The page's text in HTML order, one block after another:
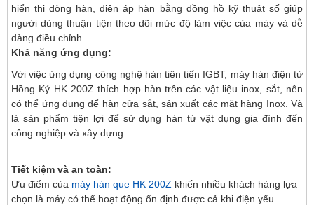
hiển thị dòng hàn, điện áp hàn bằng đồng hồ kỹ thuật số giúp
người dùng thuận tiện theo dõi mức độ làm việc của máy và dễ
dàng điều chỉnh.
Khả năng ứng dụng:
Với việc ứng dụng công nghệ hàn tiên tiến IGBT, máy hàn điện tử
Hồng Ký HK 200Z thích hợp hàn trên các vật liệu inox, sắt, nên
có thể ứng dụng để hàn cửa sắt, sản xuất các mặt hàng Inox. Và
là sản phẩm tiện lợi để sử dụng hàn từ vật dụng gia đình đến
công nghiệp và xây dựng.
Tiết kiệm và an toàn:
Ưu điểm của máy hàn que HK 200Z khiến nhiều khách hàng lựa
chọn là máy có thể hoạt động ổn định được cả khi điện yếu